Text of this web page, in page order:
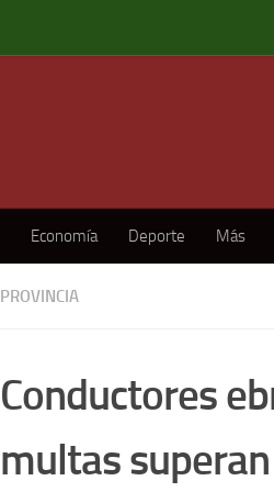
Economía Deporte Más
PROVINCIA
Conductores
multas